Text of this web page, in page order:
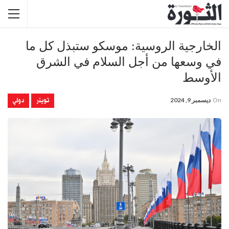
الخارجية الروسية: موسكو ستبذل كل ما
في وسعها من أجل السلام في الشرق
الأوسط
تويتر دولي On ديسمبر 9, 2024